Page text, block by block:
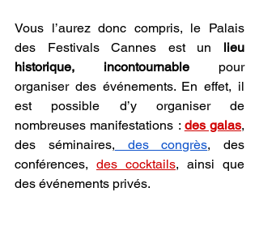
Vous l’aurez donc compris, le Palais
des Festivals Cannes est un lieu
historique, incontournable pour
organiser des événements. En effet, il
est possible d’y organiser de
nombreuses manifestations : des galas,
des séminaires, des congrès, des
conférences, des cocktails, ainsi que
des événements privés.